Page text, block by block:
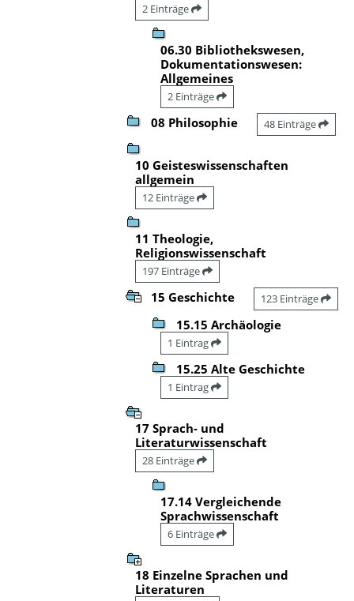
2 Einträge
06.30 Bibliothekswesen,
Dokumentationswesen:
Allgemeines
2 Einträge
08 Philosophie 48 Einträge
10 Geisteswissenschaften
allgemein
12 Einträge
11 Theologie,
Religionswissenschaft
197 Einträge
15 Geschichte 123 Einträge
15.15 Archäologie
1 Eintrag
15.25 Alte Geschichte
1 Eintrag
17 Sprach- und
Literaturwissenschaft
28 Einträge
17.14 Vergleichende
Sprachwissenschaft
6 Einträge
18 Einzelne Sprachen und
Literaturen